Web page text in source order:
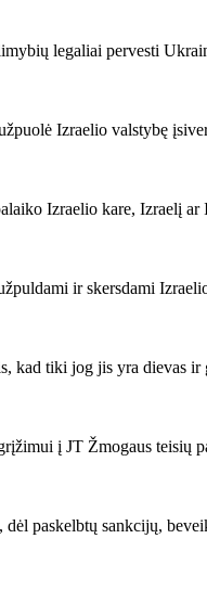
legaliai pervesti
Izraelio valstybę
Izraelio kare, Izraelį
ir skersdami
kad tiki jog jis yra dievas
į JT Žmogaus teisių
paskelbtų sankcijų,